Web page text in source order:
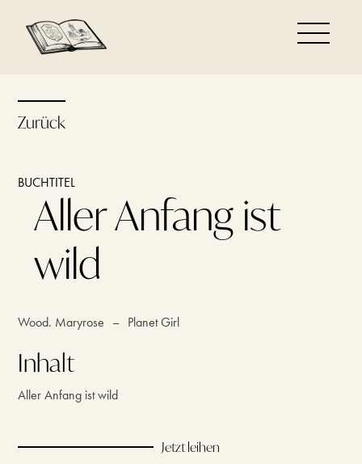
Zurück
BUCHTITEL
Aller Anfang ist
wild
Wood. Maryrose – Planet Girl
Inhalt
Aller Anfang ist wild
Jetzt leihen